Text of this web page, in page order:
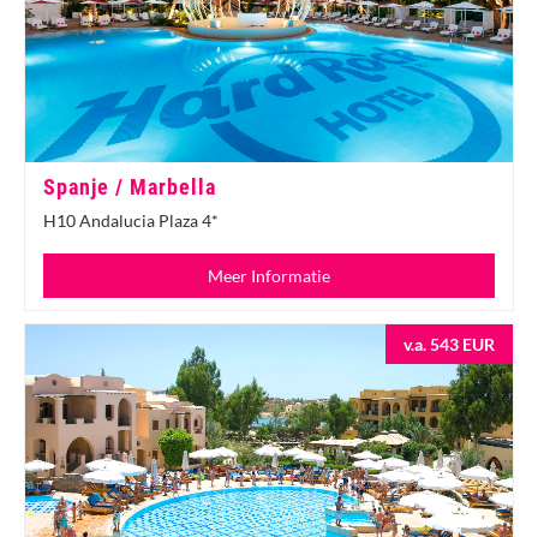
Spanje / Marbella
H10 Andalucia Plaza 4*
Meer Informatie
v.a. 543 EUR